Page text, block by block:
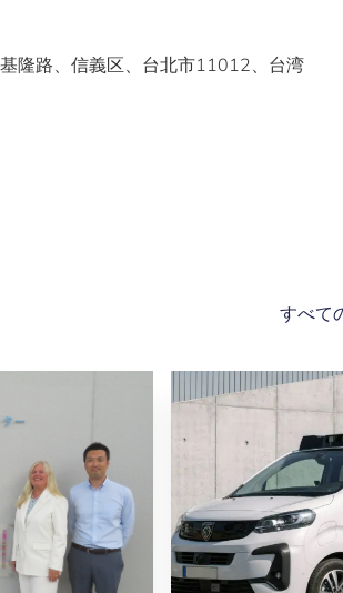
隆路、信義区、台北市11012、台湾
すべて